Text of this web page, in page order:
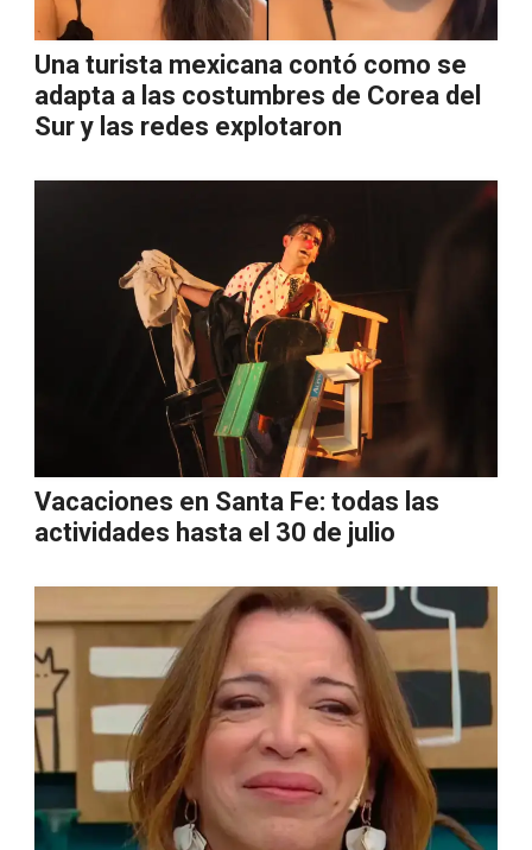
Una turista mexicana contó como se
adapta a las costumbres de Corea del
Sur y las redes explotaron
Vacaciones en Santa Fe: todas las
actividades hasta el 30 de julio